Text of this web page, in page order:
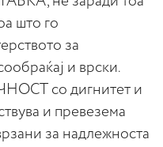
што го
за
и врски.
со дигнитет и
и превезема
за надлежноста